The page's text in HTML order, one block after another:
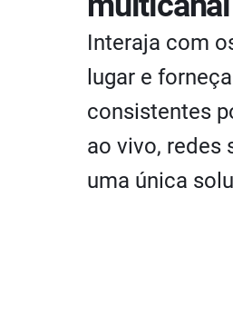
Interaja com
lugar e
consistentes
ao vivo, redes
uma única